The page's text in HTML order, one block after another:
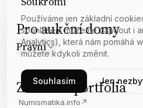
Používáme jen základní
souhlasem můžeme zapnout i
Analytics), která nám pomáhá
můžete kdykoli změnit.
Souhlasím Jen
Pro aukční domy
Právní
Z našeho portfolia
Numismatika.info ↗